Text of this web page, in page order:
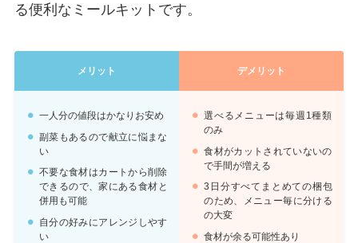
る便利なミールキットです。
メリット デメリット
一人分の値段はかなりお安め
副菜もあるので献立に悩まな
い
不要な食材はカートから削除
できるので、家にある食材と
併用も可能
自分の好みにアレンジしやす
い
選べるメニューは毎週1種類
のみ
食材がカットされていないの
で手間が増える
3日分すべてまとめての梱包
のため、メニュー毎に分ける
の大変
食材が余る可能性あり